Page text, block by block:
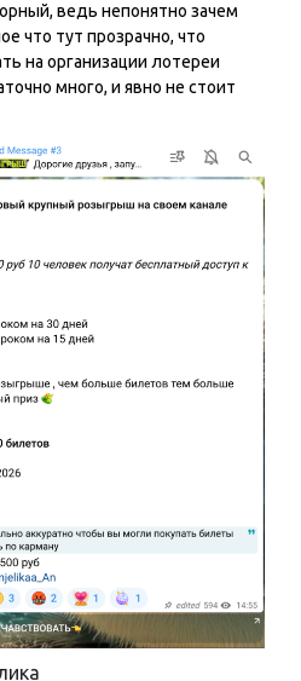
ведь непонятно зачем
что тут прозрачно, что
на организации лотереи
много, и явно не стоит